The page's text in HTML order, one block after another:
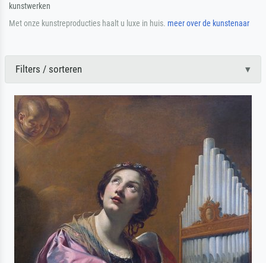
kunstwerken
Met onze kunstreproducties haalt u luxe in huis. meer over de kunstenaar
Filters / sorteren